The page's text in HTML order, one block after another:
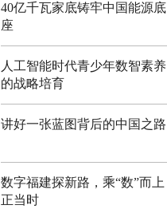
40亿千瓦家底铸牢中国能源底
座
人工智能时代青少年数智素养
的战略培育
讲好一张蓝图背后的中国之路
数字福建探新路，乘“数”而上
正当时